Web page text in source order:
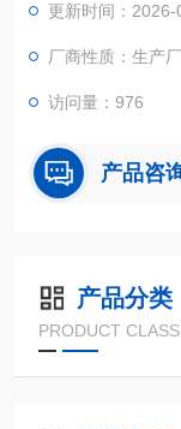
更新时间：2026-
厂商性质：生产
访问量：976
产品咨
产品分类
PRODUCT